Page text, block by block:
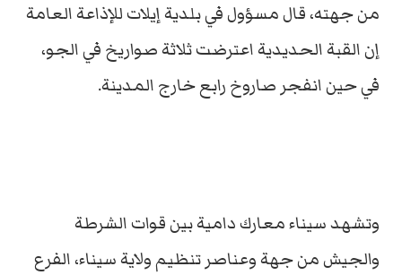
من جهته، قال مسؤول في بلدية إيلات للإذاعة العامة
إن القبة الحديدية اعترضت ثلاثة صواريخ في الجو،
في حين انفجر صاروخ رابع خارج المدينة.
وتشهد سيناء معارك دامية بين قوات الشرطة
والجيش من جهة وعناصر تنظيم ولاية سيناء، الفرع